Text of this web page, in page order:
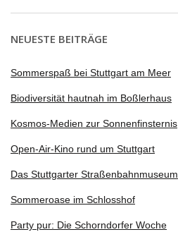
NEUESTE BEITRÄGE
Sommerspaß bei Stuttgart am Meer
Biodiversität hautnah im Boßlerhaus
Kosmos-Medien zur Sonnenfinsternis
Open-Air-Kino rund um Stuttgart
Das Stuttgarter Straßenbahnmuseum
Sommeroase im Schlosshof
Party pur: Die Schorndorfer Woche